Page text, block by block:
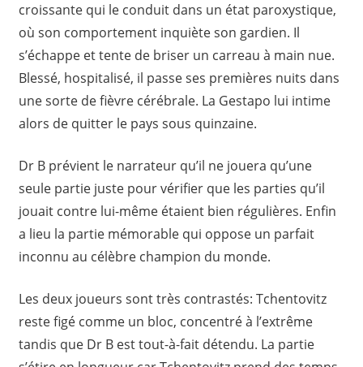
croissante qui le conduit dans un état paroxystique,
où son comportement inquiète son gardien. Il
s’échappe et tente de briser un carreau à main nue.
Blessé, hospitalisé, il passe ses premières nuits dans
une sorte de fièvre cérébrale. La Gestapo lui intime
alors de quitter le pays sous quinzaine.
Dr B prévient le narrateur qu’il ne jouera qu’une
seule partie juste pour vérifier que les parties qu’il
jouait contre lui-même étaient bien régulières. Enfin
a lieu la partie mémorable qui oppose un parfait
inconnu au célèbre champion du monde.
Les deux joueurs sont très contrastés: Tchentovitz
reste figé comme un bloc, concentré à l’extrême
tandis que Dr B est tout-à-fait détendu. La partie